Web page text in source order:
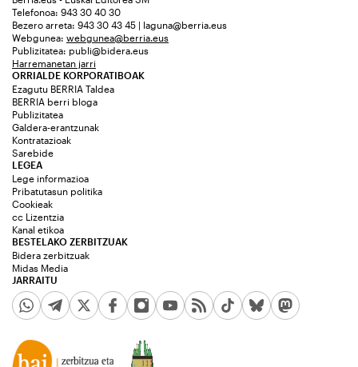
Telefonoa: 943 30 40 30
Bezero arreta: 943 30 43 45 | laguna@berria.eus
Webgunea: webgunea@berria.eus
Publizitatea: publi@bidera.eus
Harremanetan jarri
ORRIALDE KORPORATIBOAK
Ezagutu BERRIA Taldea
BERRIA berri bloga
Publizitatea
Galdera-erantzunak
Kontratazioak
Sarebide
JARRAITU
LEGEA
Lege informazioa
Pribatutasun politika
Cookieak
cc Lizentzia
Kanal etikoa
BESTELAKO ZERBITZUAK
Bidera zerbitzuak
Midas Media